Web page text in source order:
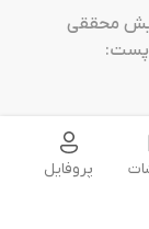
پروفایل
نبش محققی
پست: